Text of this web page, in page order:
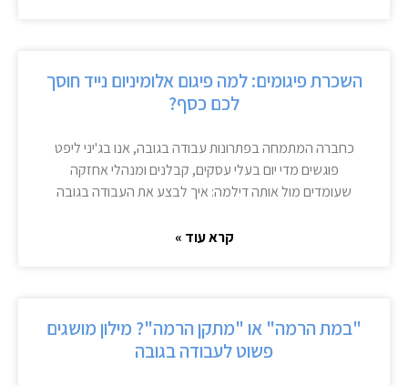
השכרת פיגומים: למה פיגום אלומיניום נייד חוסך
לכם כסף?
כחברה המתמחה בפתרונות עבודה בגובה, אנו בג'יני ליפט
פוגשים מדי יום בעלי עסקים, קבלנים ומנהלי אחזקה
שעומדים מול אותה דילמה: איך לבצע את העבודה בגובה
קרא עוד »
"במת הרמה" או "מתקן הרמה"? מילון מושגים
פשוט לעבודה בגובה